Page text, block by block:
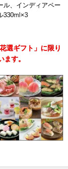
ル、インディアペー
330ml×3
選ギフト」に限り
す。